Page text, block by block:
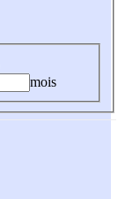
mois